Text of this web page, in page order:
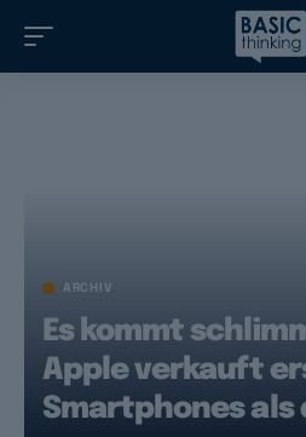
ARCHIV
Es kommt
Apple verkauft
Smartphones als